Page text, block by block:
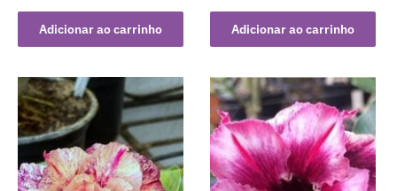
Adicionar ao carrinho Adicionar ao carrinho